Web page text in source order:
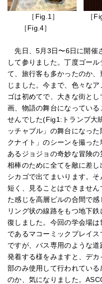
［Fig.1］ ［
［Fig.4］
先日、5月3日〜6日に開催
して参りました。丁度ゴー
て、旅行客も多かったのか
じました。今まで、色々な
ゴは初めてで、大きな街と
画、物語の舞台になってい
せんでした(Fig1:トランプ大
ッチャブル」の舞台になっ
クナイト」のシーンを撮っ
あるジョジョの奇妙な冒険
相棒のために全てを敵に差
シカゴで出てまいります。
短く、見ることはできませ
た感じを高層ビルの合間で
リング状の線路をもつ地下
復しました。今回の学会場
であるマコーミックプレイ
ですが、バス専用のような
発着する様をみますと、デ
部のみ使用して行われてい
のか、気になりました。